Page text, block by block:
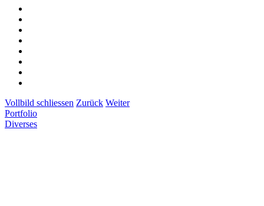
Vollbild schliessen Zurück Weiter
Portfolio
Diverses